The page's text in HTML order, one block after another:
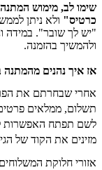
שימו לב, מימוש
כרטיס" ולא ניתן
"יש לך שובר". במידה
ולהמשיך בהזמנה.
אז איך נהנים מהמתנה
אחרי שבחרתם את
תשלום, ממלאים
לשם תפתח האפשרות
מזינים את הקוד של
אזורי חלוקת